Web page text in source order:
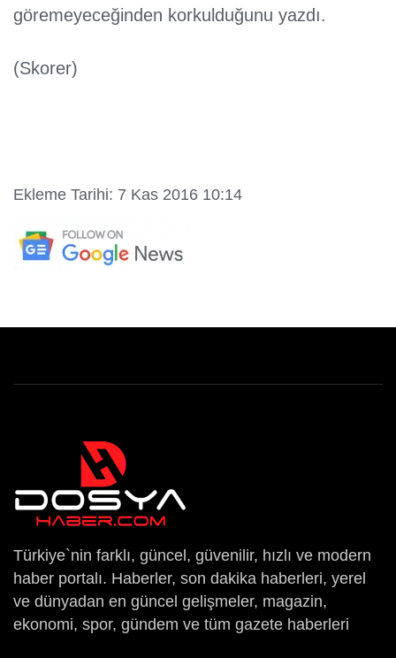
göremeyeceğinden korkulduğunu yazdı.
(Skorer)
Ekleme Tarihi: 7 Kas 2016 10:14
Türkiye`nin farklı, güncel, güvenilir, hızlı ve modern
haber portalı. Haberler, son dakika haberleri, yerel
ve dünyadan en güncel gelişmeler, magazin,
ekonomi, spor, gündem ve tüm gazete haberleri